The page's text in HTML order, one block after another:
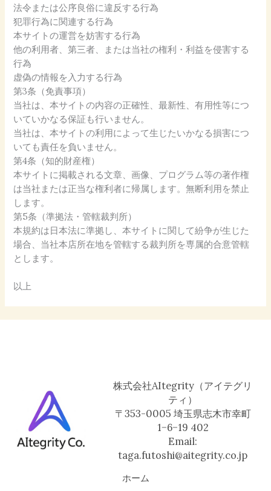
法令または公序良俗に違反する行為
犯罪行為に関連する行為
本サイトの運営を妨害する行為
他の利用者、第三者、または当社の権利・利益を侵害する
行為
虚偽の情報を入力する行為
第3条（免責事項）
当社は、本サイトの内容の正確性、最新性、有用性等につ
いていかなる保証も行いません。
当社は、本サイトの利用によって生じたいかなる損害につ
いても責任を負いません。
第4条（知的財産権）
本サイトに掲載される文章、画像、プログラム等の著作権
は当社または正当な権利者に帰属します。無断利用を禁止
します。
第5条（準拠法・管轄裁判所）
本規約は日本法に準拠し、本サイトに関して紛争が生じた
場合、当社本店所在地を管轄する裁判所を専属的合意管轄
とします。
以上
株式会社AItegrity（アイテグリ
ティ）
〒353-0005 埼玉県志木市幸町
1−6−19 402
Email:
taga.futoshi@aitegrity.co.jp
ホーム